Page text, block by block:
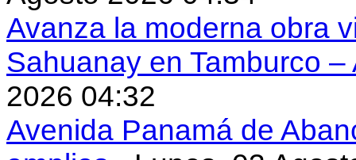
Avanza la moderna obra
Sahuanay en Tamburco
2026 04:32
Avenida Panamá de